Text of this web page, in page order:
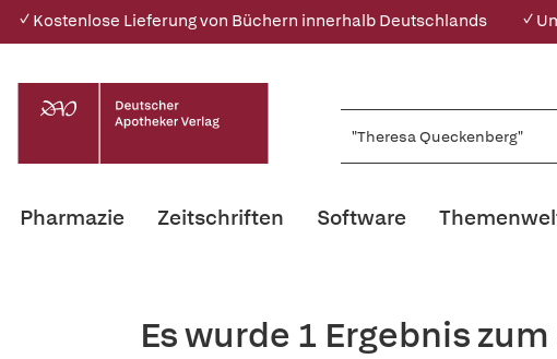
✓ Kostenlose Lieferung von Büchern innerhalb Deutschlands ✓
Pharmazie Zeitschriften Software
Es wurde 1 Ergebnis